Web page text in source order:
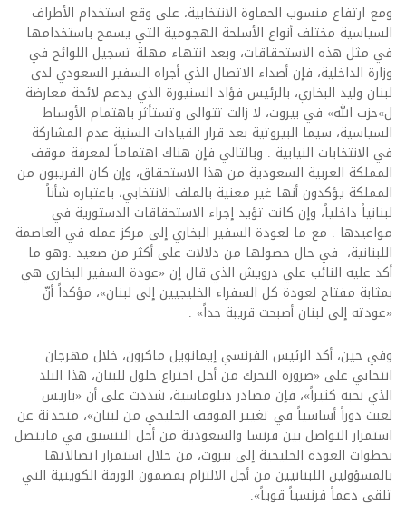
ومع ارتفاع منسوب الحماوة الانتخابية، على وقع استخدام الأطراف
السياسية مختلف أنواع الأسلحة الهجومية التي يسمح باستخدامها
في مثل هذه الاستحقاقات، وبعد انتهاء مهلة تسجيل اللوائح في
وزارة الداخلية، فإن أصداء الاتصال الذي أجراه السفير السعودي لدى
لبنان وليد البخاري، بالرئيس فؤاد السنيورة الذي يدعم لائحة معارضة
ل»حزب الله» في بيروت، لا زالت تتوالى وتستأثر باهتمام الأوساط
السياسية، سيما البيروتية بعد قرار القيادات السنية عدم المشاركة
في الانتخابات النيابية . وبالتالي فإن هناك اهتماماً لمعرفة موقف
المملكة العربية السعودية من هذا الاستحقاق، وإن كان القريبون من
المملكة يؤكدون أنها غير معنية بالملف الانتخابي، باعتباره شأناً
لبنانياً داخلياً، وإن كانت تؤيد إجراء الاستحقاقات الدستورية في
مواعيدها . مع ما لعودة السفير البخاري إلى مركز عمله في العاصمة
اللبنانية، في حال حصولها من دلالات على أكثر من صعيد .وهو ما
أكد عليه النائب علي درويش الذي قال إن «عودة السفير البخاري هي
بمثابة مفتاح لعودة كل السفراء الخليجيين إلى لبنان»، مؤكداً أنّ
«عودته إلى لبنان أصبحت قريبة جداً» .
وفي حين، أكد الرئيس الفرنسي إيمانويل ماكرون، خلال مهرجان
انتخابي على «ضرورة التحرك من أجل اختراع حلول للبنان، هذا البلد
الذي نحبه كثيراً»، فإن مصادر دبلوماسية، شددت على أن «باريس
لعبت دوراً أساسياً في تغيير الموقف الخليجي من لبنان»، متحدثة عن
استمرار التواصل بين فرنسا والسعودية من أجل التنسيق في مايتصل
بخطوات العودة الخليجية إلى بيروت، من خلال استمرار اتصالاتها
بالمسؤولين اللبنانيين من أجل الالتزام بمضمون الورقة الكويتية التي
تلقى دعماً فرنسياً قوياً».